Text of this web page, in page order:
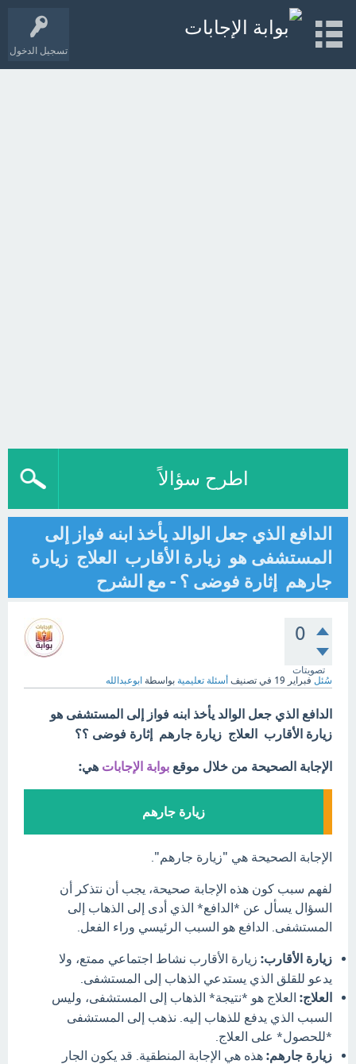
تسجيل الدخول
اطرح سؤالاً
الدافع الذي جعل الوالد يأخذ ابنه فواز إلى
المستشفى هو زيارة الأقارب العلاج زيارة
جارهم إثارة فوضى ؟ - مع الشرح
0
تصويتات
سُئل فبراير 19 في تصنيف أسئلة تعليمية بواسطة ابوعبدالله
الدافع الذي جعل الوالد يأخذ ابنه فواز إلى المستشفى هو
زيارة الأقارب العلاج زيارة جارهم إثارة فوضى ؟؟
الإجابة الصحيحة من خلال موقع بوابة الإجابات هي:
زيارة جارهم
الإجابة الصحيحة هي "زيارة جارهم".
لفهم سبب كون هذه الإجابة صحيحة، يجب أن نتذكر أن
السؤال يسأل عن *الدافع* الذي أدى إلى الذهاب إلى
المستشفى. الدافع هو السبب الرئيسي وراء الفعل.
زيارة الأقارب: زيارة الأقارب نشاط اجتماعي ممتع، ولا
يدعو للقلق الذي يستدعي الذهاب إلى المستشفى.
العلاج: العلاج هو *نتيجة* الذهاب إلى المستشفى، وليس
السبب الذي يدفع للذهاب إليه. نذهب إلى المستشفى
*للحصول* على العلاج.
زيارة جارهم: هذه هي الإجابة المنطقية. قد يكون الجار